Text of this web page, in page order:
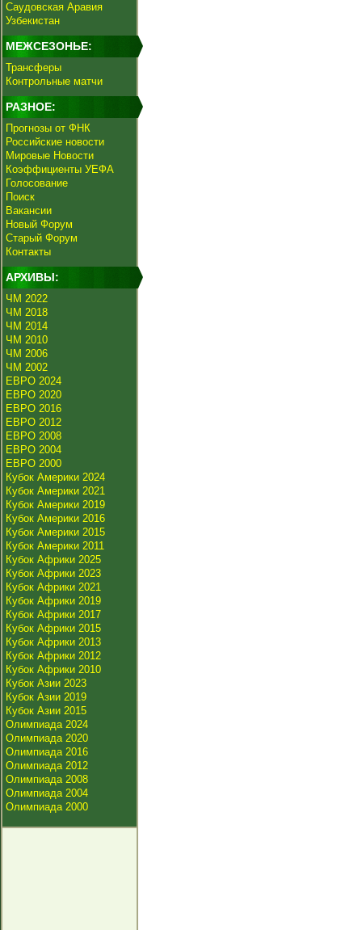
Саудовская Аравия
Узбекистан
МЕЖСЕЗОНЬЕ:
Трансферы
Контрольные матчи
РАЗНОЕ:
Прогнозы от ФНК
Российские новости
Мировые Новости
Коэффициенты УЕФА
Голосование
Поиск
Вакансии
Новый Форум
Старый Форум
Контакты
АРХИВЫ:
ЧМ 2022
ЧМ 2018
ЧМ 2014
ЧМ 2010
ЧМ 2006
ЧМ 2002
ЕВРО 2024
ЕВРО 2020
ЕВРО 2016
ЕВРО 2012
ЕВРО 2008
ЕВРО 2004
ЕВРО 2000
Кубок Америки 2024
Кубок Америки 2021
Кубок Америки 2019
Кубок Америки 2016
Кубок Америки 2015
Кубок Америки 2011
Кубок Африки 2025
Кубок Африки 2023
Кубок Африки 2021
Кубок Африки 2019
Кубок Африки 2017
Кубок Африки 2015
Кубок Африки 2013
Кубок Африки 2012
Кубок Африки 2010
Кубок Азии 2023
Кубок Азии 2019
Кубок Азии 2015
Олимпиада 2024
Олимпиада 2020
Олимпиада 2016
Олимпиада 2012
Олимпиада 2008
Олимпиада 2004
Олимпиада 2000